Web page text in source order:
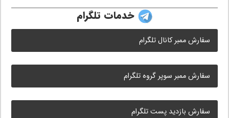
خدمات تلگرام
سفارش ممبر کانال تلگرام
سفارش ممبر سوپر گروه تلگرام
سفارش بازدید پست تلگرام